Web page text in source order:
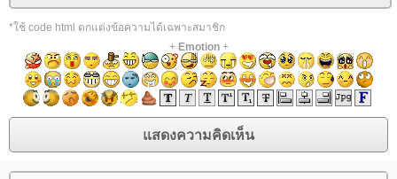
*ใช้ code html ตกแต่งข้อความได้เฉพาะสมาชิก
+ Emotion+